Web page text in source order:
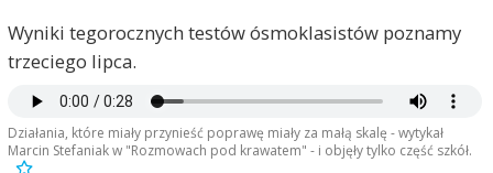
Wyniki tegorocznych testów ósmoklasistów poznamy
trzeciego lipca.
Działania, które miały przynieść poprawę miały za małą skalę - wytykał
Marcin Stefaniak w "Rozmowach pod krawatem" - i objęły tylko część szkół.
Jan Nowak 2024-05-14, godz. 10:08
Tragedią transformacji ustrojowej po 1989 roku